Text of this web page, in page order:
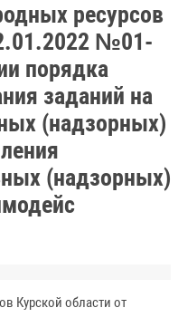
ресурсов
№01-
порядка
заданий на
(надзорных)
(надзорных)
Курской области от